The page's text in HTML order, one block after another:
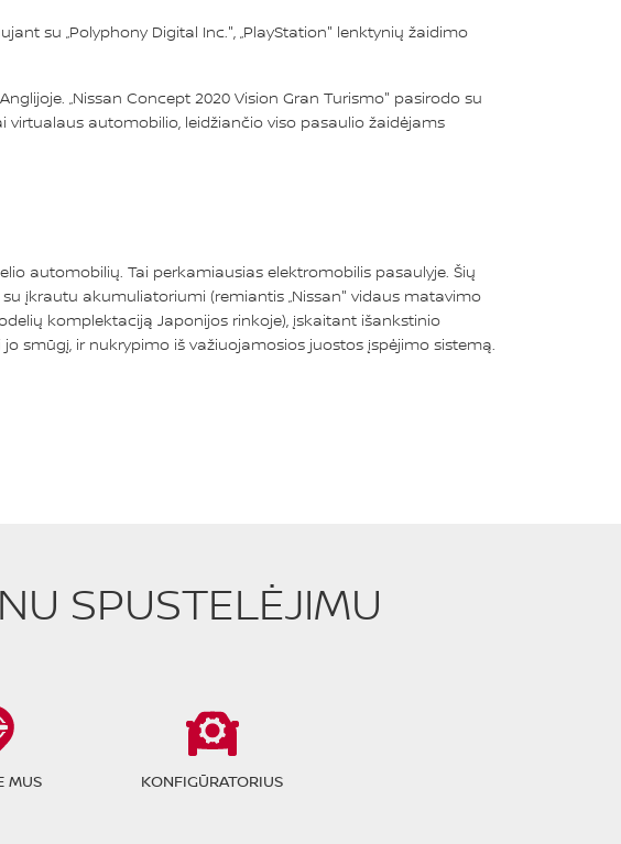
su „Polyphony Digital Inc.", „PlayStation" lenktynių žaidimo
„Nissan Concept 2020 Vision Gran Turismo" pasirodo su
virtualaus automobilio, leidžiančio viso pasaulio žaidėjams
automobilių. Tai perkamiausias elektromobilis pasaulyje. Šių
įkrautu akumuliatoriumi (remiantis „Nissan" vidaus matavimo
komplektaciją Japonijos rinkoje), įskaitant išankstinio
smūgį, ir nukrypimo iš važiuojamosios juostos įspėjimo sistemą.
SPUSTELĖJIMU
MUS KONFIGŪRATORIUS